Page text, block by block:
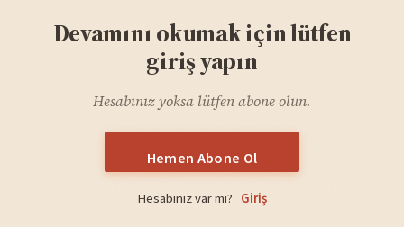
Devamını okumak için lütfen
giriş yapın
Hesabınız yoksa lütfen abone olun.
Hemen Abone Ol
Hesabınız var mı? Giriş